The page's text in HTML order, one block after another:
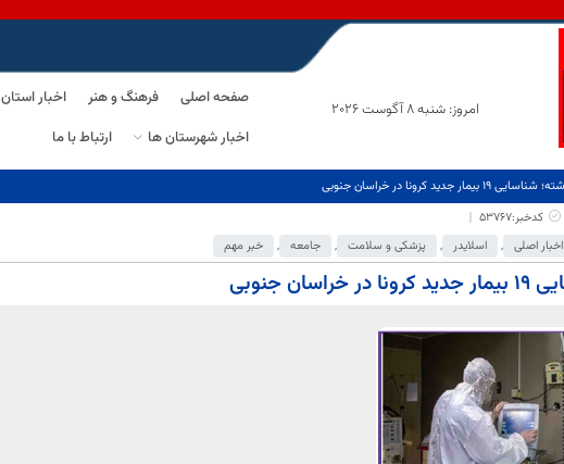
امروز: شنبه 8 آگوست 2026
صفحه اصلی فرهنگ و هنر اخبار استان
اخبار شهرستان ها
ارتباط با ما
کدخبر:53767
اخبار اصلی , اسلایدر , پزشکی و سلامت , جامعه , خبر مهم